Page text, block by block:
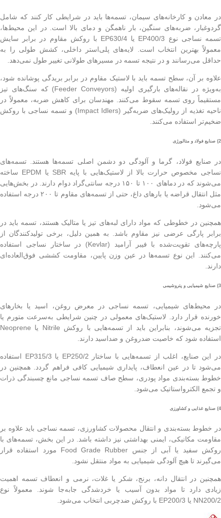
در معادن و کارخانه‌های سیمان، تسمه‌ها باید در شرایطی کار کنند که شامل
گردوغبار، ضربه‌های سنگین، بار ناهمگن و دمای بالا است. در این محیط‌ها،
تسمه نساجی نوع EP400/3 یا EP630/4 با روکش مقاوم در برابر سایش
معمولاً بهترین انتخاب است. لایه‌های پلی‌استر داخلی، کشش طولی را به
حداقل می‌رسانند و در نتیجه تسمه در مسیرهای طولانی تغییر طول نمی‌دهد.
علاوه بر آن، سطح تسمه باید با لاستیک مقاوم در برابر بریدگی پوشانده شود،
به‌ویژه در نقاله‌های بارگیری اولیه (Feeder Conveyors) که سنگ‌های تیز
مستقیماً روی تسمه سقوط می‌کنند. مهندسان برای کاهش ضربه، معمولاً در
ناحیه تغذیه از رولیک‌های ضربه‌گیر (Impact Idlers) و تسمه نساجی با روکش
ضخیم‌تر استفاده می‌کنند.
2) صنایع فولاد و متالورژی
در صنایع فولاد، گرما و آلودگی دو دشمن اصلی تسمه‌ها هستند. تسمه‌های
نساجی مخصوص حرارت بالا از لاستیک‌هایی با پایه SBR یا EPDM ساخته
می‌شوند که در دماهای ۱۰۰ تا ۱۵۰ درجه سانتی‌گراد دوام دارند. در بخش‌هایی
مثل انتقال قراضه یا بارهای داغ، حتی از تسمه‌های مقاوم تا ۲۰۰ درجه استفاده
می‌شود.
همچنین در خطوطی که مواد دارای لبه‌های تیز یا متالیک هستند، تسمه باید در
برابر پارگی عرضی نیز مقاوم باشد. به همین دلیل، برخی تولیدکنندگان از
پارچه‌های تقویت‌شده با فیبر آرامید (Kevlar) در ساختار نساجی استفاده
می‌کنند. این نوع تسمه‌ها در عین وزن پایین، مقاومت کششی فوق‌العاده‌ای
دارند.
3) صنایع شیمیایی و پتروشیمی
در محیط‌های شیمیایی، تسمه نساجی در معرض روغن، اسید یا بخارهای
خورنده قرار دارد. لاستیک‌های معمولی در چنین شرایطی به‌سرعت متورم یا
تجزیه می‌شوند، بنابراین باید از تسمه‌هایی با روکش Nitrile یا Neoprene
استفاده شود که خاصیت ضدروغن و ضداسید دارند.
در این صنایع، اغلب از تسمه‌هایی با ساختار EP250/2 یا EP315/3 استفاده
می‌شود تا در عین انعطاف، پایداری شیمیایی کافی فراهم گردد. همچنین در
خطوط بسته‌بندی مواد پودری، سطح صاف تسمه نساجی مانع چسبندگی ذرات
و تجمع الکترواستاتیک می‌شود.
4) صنایع غذایی و کشاورزی
در خطوط بسته‌بندی و انتقال محصولات کشاورزی، تسمه نساجی باید علاوه بر
مقاومت مکانیکی، ایمنی بهداشتی نیز داشته باشد. در این بخش، تسمه‌های با
روکش سفید یا آبی از جنس Food Grade Rubber مورد استفاده قرار
می‌گیرند تا هیچ آلودگی شیمیایی به مواد منتقل نشود.
همچنین در انتقال دانه، برنج، شکر یا غلات، نرمی و انعطاف تسمه اهمیت
زیادی دارد تا مواد بدون آسیب یا خردشدگی جابه‌جا شوند. معمولاً نوع
NN200/2 یا EP200/3 با روکش ضدچربی انتخاب می‌شود.